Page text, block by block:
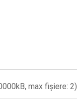
max fișiere: 2)